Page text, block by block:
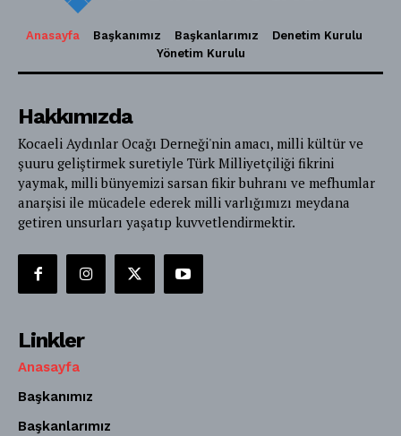
Anasayfa Başkanımız Başkanlarımız
Denetim Kurulu
Yönetim Kurulu
Hakkımızda
Kocaeli Aydınlar Ocağı Derneği'nin amacı, milli kültür ve
şuuru geliştirmek suretiyle Türk Milliyetçiliği fikrini
yaymak, milli bünyemizi sarsan fikir buhranı ve mefhumlar
anarşisi ile mücadele ederek milli varlığımızı meydana
getiren unsurları yaşatıp kuvvetlendirmektir.
Linkler
Anasayfa
Başkanımız
Başkanlarımız